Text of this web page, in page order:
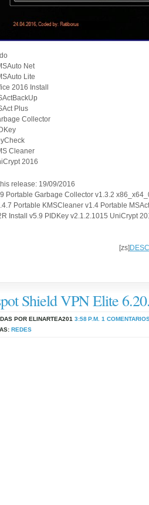
Net
Lite
2016 Install
Plus
Collector
Cleaner
2016
release: 19/09/2016
Portable Garbage Collector v1.3.2
Portable KMSCleaner v1.4 Portable
Install v5.9 PIDKey v2.1.2.1015 UniCrypt
[zs]
Shield VPN Elite
POR ELINARTEA201 3:58 P.M. 1
REDES